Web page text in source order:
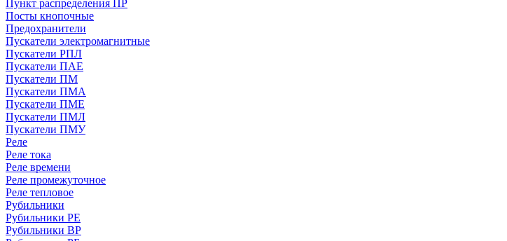
Пункт распределения ПР
Посты кнопочные
Предохранители
Пускатели электромагнитные
Пускатели РПЛ
Пускатели ПАЕ
Пускатели ПМ
Пускатели ПМА
Пускатели ПМЕ
Пускатели ПМЛ
Пускатели ПМУ
Реле
Реле тока
Реле времени
Реле промежуточное
Реле тепловое
Рубильники
Рубильники РЕ
Рубильники ВР